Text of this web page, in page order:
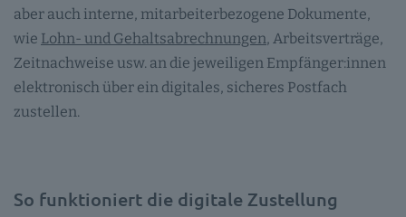
aber auch interne, mitarbeiterbezogene Dokumente,
wie Lohn- und Gehaltsabrechnungen , Arbeitsverträge,
Zeitnachweise usw. an die jeweiligen Empfänger:innen
elektronisch über ein digitales, sicheres Postfach
zustellen.
So funktioniert die digitale Zustellung